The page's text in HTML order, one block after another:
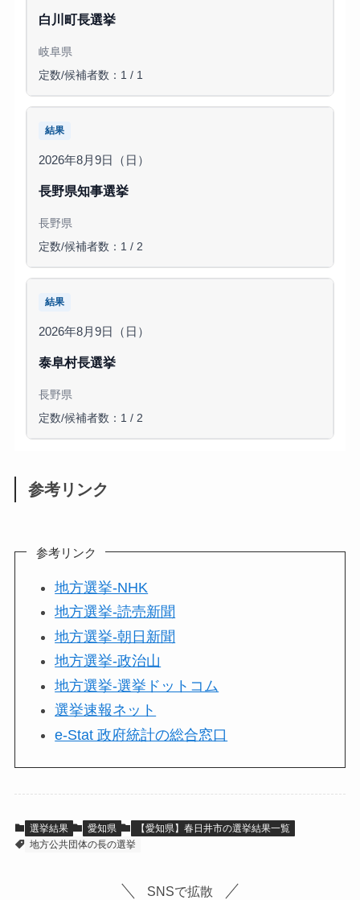
白川町長選挙
岐阜県
定数/候補者数：1 / 1
結果
2026年8月9日（日）
長野県知事選挙
長野県
定数/候補者数：1 / 2
結果
2026年8月9日（日）
泰阜村長選挙
長野県
定数/候補者数：1 / 2
参考リンク
参考リンク
地方選挙-NHK
地方選挙-読売新聞
地方選挙-朝日新聞
地方選挙-政治山
地方選挙-選挙ドットコム
選挙速報ネット
e-Stat 政府統計の総合窓口
選挙結果 愛知県
【愛知県】春日井市の選挙結果一覧
地方公共団体の長の選挙
SNSで拡散